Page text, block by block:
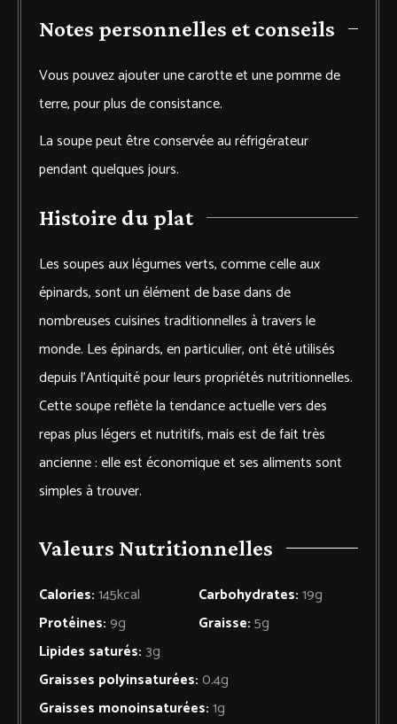
Notes personnelles et conseils
Vous pouvez ajouter une carotte et une pomme de
terre, pour plus de consistance.
La soupe peut être conservée au réfrigérateur
pendant quelques jours.
Histoire du plat
Les soupes aux légumes verts, comme celle aux
épinards, sont un élément de base dans de
nombreuses cuisines traditionnelles à travers le
monde. Les épinards, en particulier, ont été utilisés
depuis l’Antiquité pour leurs propriétés nutritionnelles.
Cette soupe reflète la tendance actuelle vers des
repas plus légers et nutritifs, mais est de fait très
ancienne : elle est économique et ses aliments sont
simples à trouver.
Valeurs Nutritionnelles
Calories:145kcal Carbohydrates:19g
Protéines:9g Graisse:5g
Lipides saturés:3g
Graisses polyinsaturées:0.4g
Graisses monoinsaturées:1g